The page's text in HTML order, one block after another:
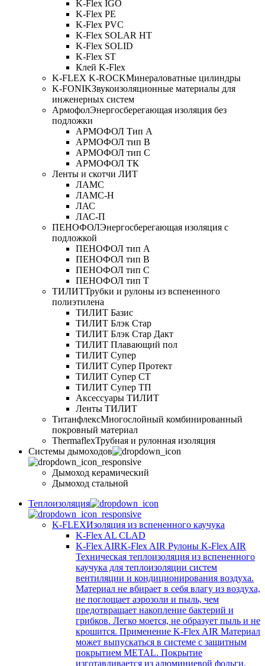
K-Flex IGO
K-Flex PE
K-Flex PVC
K-Flex SOLAR HT
K-Flex SOLID
K-Flex ST
Клей K-Flex
K-FLEX K-ROCKМинераловатные цилиндры
K-FONIKЗвукоизоляционные материалы для
инженерных систем
АрмофолЭнергосберегающая изоляция без
подложки
АРМОФОЛ Тип А
АРМОФОЛ тип В
АРМОФОЛ тип C
АРМОФОЛ ТК
Ленты и скотчи ЛИТ
ЛАМС
ЛАМС-Н
ЛАС
ЛАС-П
ПЕНОФОЛЭнергосберегающая изоляция с
подложкой
ПЕНОФОЛ тип А
ПЕНОФОЛ тип B
ПЕНОФОЛ тип C
ПЕНОФОЛ тип T
ТИЛИТТрубки и рулоны из вспененного
полиэтилена
ТИЛИТ Базис
ТИЛИТ Блэк Стар
ТИЛИТ Блэк Стар Дакт
ТИЛИТ Плавающий пол
ТИЛИТ Супер
ТИЛИТ Супер Протект
ТИЛИТ Супер СТ
ТИЛИТ Супер ТП
Аксессуары ТИЛИТ
Ленты ТИЛИТ
ТитанфлексМногослойный комбинированный
покровный материал
ThermaflexТрубная и рулонная изоляция
Cистемы дымоходов
Дымоход керамический
Дымоход стальной
Теплоизоляция
K-FLEXИзоляция из вспененного каучука
K-Flex AL CLAD
K-Flex AIRK-Flex AIR Рулоны K-Flex AIR
Техническая теплоизоляция из вспененного
каучука для теплоизоляции систем
вентиляции и кондиционирования воздуха.
Материал не вбирает в себя влагу из воздуха,
не поглощает аэрозоли и пыль, чем
предотвращает накопление бактерий и
грибков. Легко моется, не образует пыль и не
крошится. Применение K-Flex AIR Материал
может выпускаться в системе c защитным
покрытием METAL. Покрытие
изготавливается из алюминиевой фольги,